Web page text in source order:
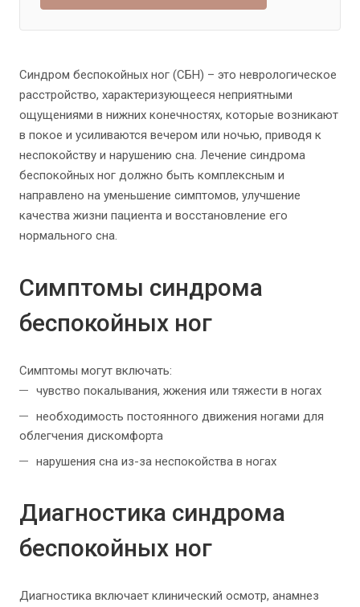
Синдром беспокойных ног (СБН) – это неврологическое
расстройство, характеризующееся неприятными
ощущениями в нижних конечностях, которые возникают
в покое и усиливаются вечером или ночью, приводя к
неспокойству и нарушению сна. Лечение синдрома
беспокойных ног должно быть комплексным и
направлено на уменьшение симптомов, улучшение
качества жизни пациента и восстановление его
нормального сна.
Симптомы синдрома
беспокойных ног
Симптомы могут включать:
чувство покалывания, жжения или тяжести в ногах
необходимость постоянного движения ногами для
облегчения дискомфорта
нарушения сна из-за неспокойства в ногах
Диагностика синдрома
беспокойных ног
Диагностика включает клинический осмотр, анамнез